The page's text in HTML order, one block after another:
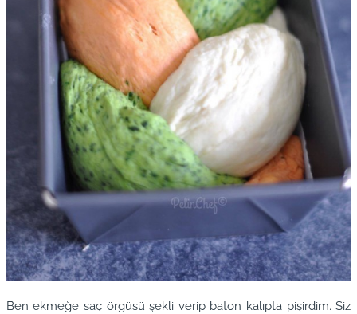
Ben ekmeğe saç örgüsü şekli verip baton kalıpta pişirdim. Siz